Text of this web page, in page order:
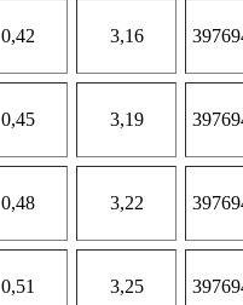
0,42 3,16
0,45 3,19
0,48 3,22
0,51 3,25